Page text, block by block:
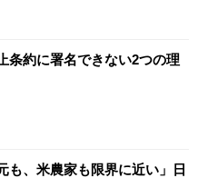
条約に署名できない2つの理
も、米農家も限界に近い」日